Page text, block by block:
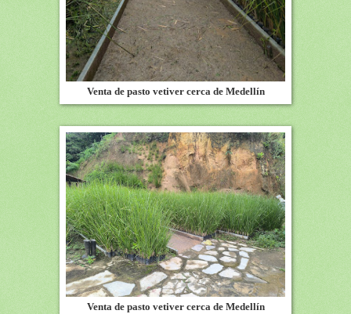
Venta de pasto vetiver cerca de Medellín
Venta de pasto vetiver cerca de Medellín